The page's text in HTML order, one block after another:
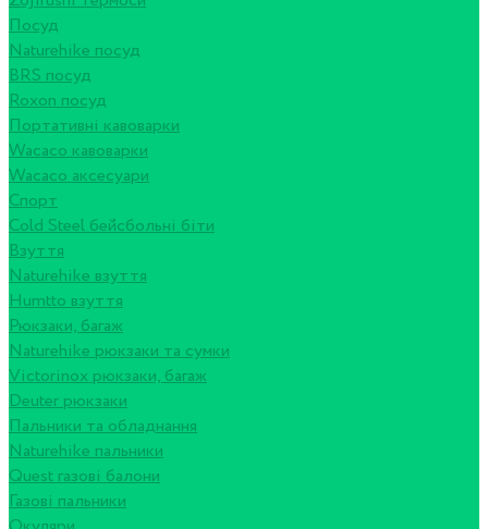
Посуд
Naturehike посуд
BRS посуд
Roxon посуд
Портативні кавоварки
Wacaco кавоварки
Wacaco аксесуари
Спорт
Cold Steel бейсбольні біти
Взуття
Naturehike взуття
Humtto взуття
Рюкзаки, багаж
Naturehike рюкзаки та сумки
Victorinox рюкзаки, багаж
Deuter рюкзаки
Пальники та обладнання
Naturehike пальники
Quest газові балони
Газові пальники